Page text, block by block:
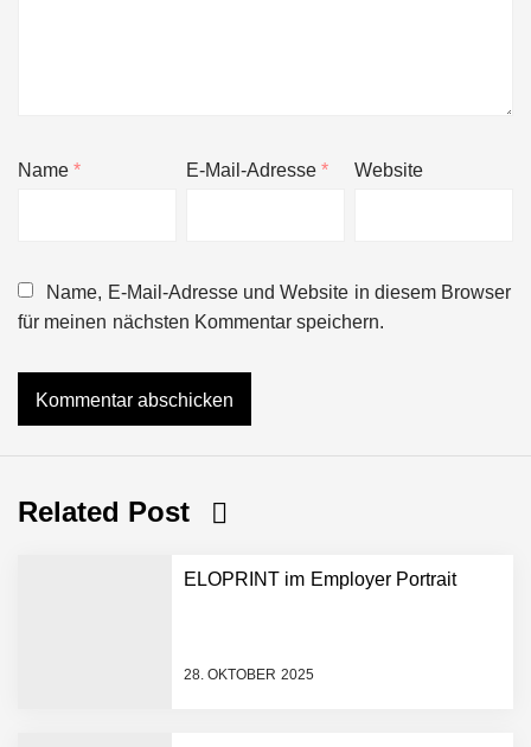
Name* E-Mail-Adresse* Website
Name, E-Mail-Adresse und Website in diesem Browser
für meinen nächsten Kommentar speichern.
Related Post
ELOPRINT im Employer Portrait
28. OKTOBER 2025